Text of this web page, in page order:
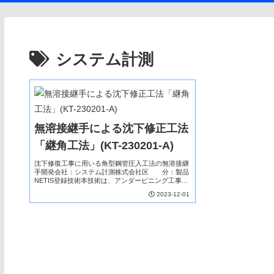
システム計測
無溶接継手による沈下修正工法
「継角工法」(KT-230201-A)
沈下修復工事に用いる角型鋼管圧入工法の無溶接継
手開発会社：システム計測株式会社区 分：製品
NETIS登録技術本技術は、アンダーピニング工事に
来は、現場溶接で対応していた。本技術の活用によ
2023-12-01